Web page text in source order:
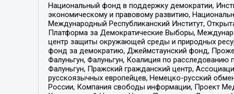
Национальный фонд в поддержку демократии,
экономическому и правовому развитию,
Международный Республиканский Институт,
Платформа за Демократические Выборы,
центр защиты окружающей среды и природных
фонд за демократию, Джеймстаунский фонд,
Фалуньгун, Фалуньгун, Коалиция по
Фалуньгун, Пражский гражданский центр,
русскоязычных европейцев, Немецко-русский
России, Компания свободы информации, Проект